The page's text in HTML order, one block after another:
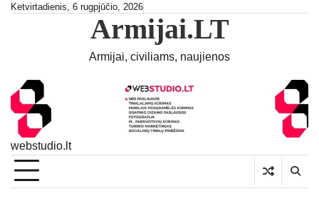
SkipKetvirtadienis, 6 rugpjūčio, 2026
Armijai.LT
Armijai, civiliams, naujienos
webstudio.lt